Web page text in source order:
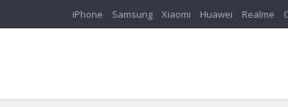
iPhone Samsung Xiaomi Huawei Realme